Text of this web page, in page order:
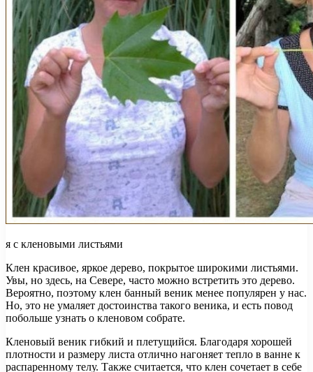
я с кленовыми листьями
Клен красивое, яркое дерево, покрытое широкими листьями.
Увы, но здесь, на Севере, часто можно встретить это дерево.
Вероятно, поэтому клен банный веник менее популярен у нас.
Но, это не умаляет достоинства такого веника, и есть повод
побольше узнать о кленовом собрате.
Кленовый веник гибкий и плетущийся. Благодаря хорошей
плотности и размеру листа отлично нагоняет тепло в ванне к
распаренному телу. Также считается, что клен сочетает в себе